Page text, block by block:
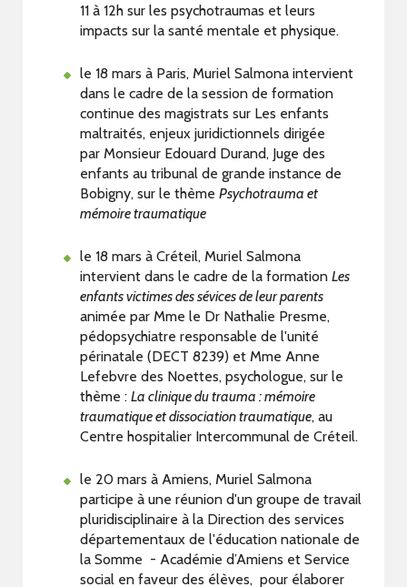
11 à 12h sur les psychotraumas et leurs
impacts sur la santé mentale et physique.
le 18 mars à Paris, Muriel Salmona intervient
dans le cadre de la session de formation
continue des magistrats sur Les enfants
maltraités, enjeux juridictionnels dirigée
par Monsieur Edouard Durand, Juge des
enfants au tribunal de grande instance de
Bobigny, sur le thème Psychotrauma et
mémoire traumatique
le 18 mars à Créteil, Muriel Salmona
intervient dans le cadre de la formation Les
enfants victimes des sévices de leur parents
animée par Mme le Dr Nathalie Presme,
pédopsychiatre responsable de l'unité
périnatale (DECT 8239) et Mme Anne
Lefebvre des Noettes, psychologue, sur le
thème : La clinique du trauma : mémoire
traumatique et dissociation traumatique, au
Centre hospitalier Intercommunal de Créteil.
le 20 mars à Amiens, Muriel Salmona
participe à une réunion d'un groupe de travail
pluridisciplinaire à la Direction des services
départementaux de l'éducation nationale de
la Somme - Académie d’Amiens et Service
social en faveur des élèves, pour élaborer